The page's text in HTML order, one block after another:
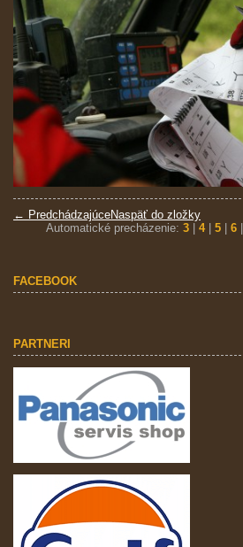
← PredchádzajúceNaspäť do zložky
Automatické precházenie: 3| 4| 5| 6|
FACEBOOK
PARTNERI